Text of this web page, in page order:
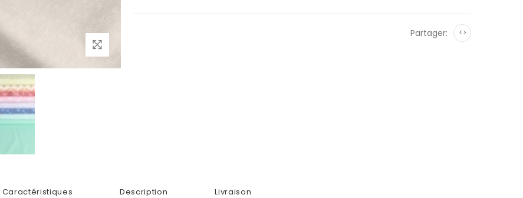
Partager: <>
Caractéristiques Description Livraison